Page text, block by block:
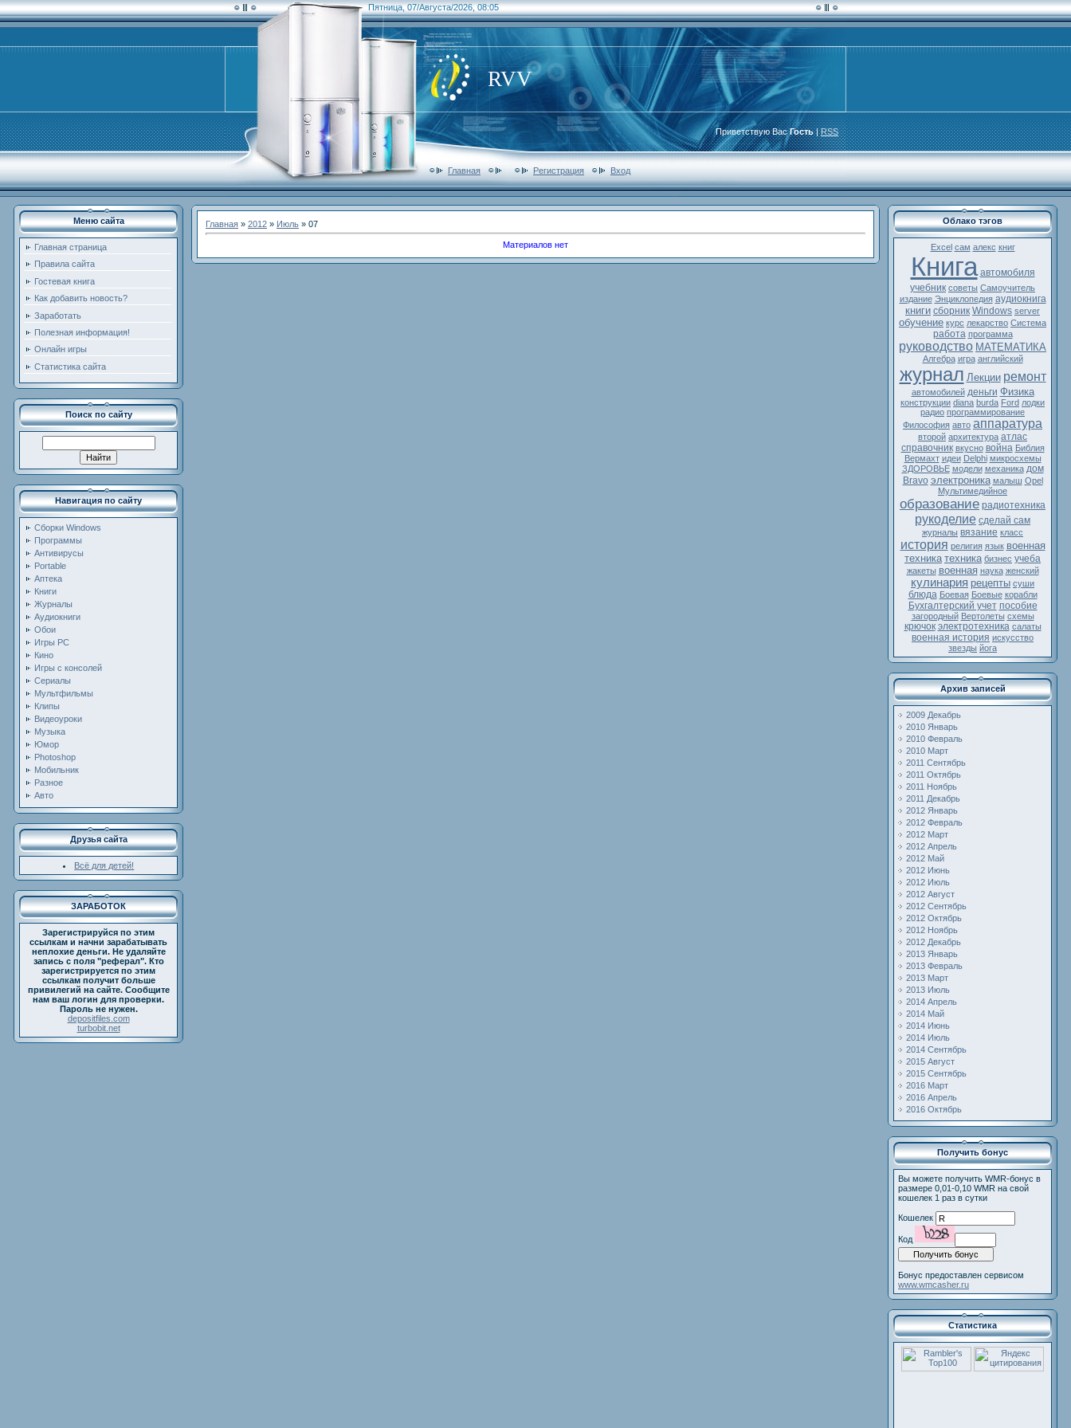
Пятница, 07/Августа/2026, 08:05
RVV
Приветствую Вас Гость|RSS
Главная Регистрация Вход
Меню сайта
Главная страница
Правила сайта
Гостевая книга
Как добавить новость?
Заработать
Полезная информация!
Онлайн игры
Статистика сайта
Поиск по сайту
Навигация по сайту
Сборки Windows
Программы
Антивирусы
Portable
Аптека
Книги
Журналы
Аудиокниги
Обои
Игры PC
Кино
Игры с консолей
Сериалы
Мультфильмы
Клипы
Видеоуроки
Музыка
Юмор
Photoshop
Мобильник
Разное
Авто
Друзья сайта
Всё для детей!
ЗАРАБОТОК
Зарегистрируйся по этим
ссылкам и начни зарабатывать
неплохие деньги. Не удаляйте
запись с поля "реферал". Кто
зарегистрируется по этим
ссылкам получит больше
привилегий на сайте. Сообщите
нам ваш логин для проверки.
Пароль не нужен.
depositfiles.com
turbobit.net
Главная » 2012 » Июль » 07
Материалов нет
Облако тэгов
Excel сам алекс книг
Книга автомобиля
учебник советы Самоучитель
издание Энциклопедия аудиокнига
книги сборник Windows server
обучение курс лекарство Система
работа программа
руководство МАТЕМАТИКА
Алгебра игра английский
журнал Лекции ремонт
автомобилей деньги Физика
конструкции diana burda Ford лодки
радио программирование
Философия авто аппаратура
второй архитектура атлас
справочник вкусно война Библия
Вермахт идеи Delphi микросхемы
ЗДОРОВЬЕ модели механика дом
Bravo электроника малыш Opel
Мультимедийное
образование радиотехника
рукоделие сделай сам
журналы вязание класс
история религия язык военная
техника техника бизнес учеба
жакеты военная наука женский
кулинария рецепты суши
блюда Боевая Боевые корабли
Бухгалтерский учет пособие
загородный Вертолеты схемы
крючок электротехника салаты
военная история искусство
звезды йога
Архив записей
2009 Декабрь
2010 Январь
2010 Февраль
2010 Март
2011 Сентябрь
2011 Октябрь
2011 Ноябрь
2011 Декабрь
2012 Январь
2012 Февраль
2012 Март
2012 Апрель
2012 Май
2012 Июнь
2012 Июль
2012 Август
2012 Сентябрь
2012 Октябрь
2012 Ноябрь
2012 Декабрь
2013 Январь
2013 Февраль
2013 Март
2013 Июль
2014 Апрель
2014 Май
2014 Июнь
2014 Июль
2014 Сентябрь
2015 Август
2015 Сентябрь
2016 Март
2016 Апрель
2016 Октябрь
Получить бонус
Вы можете получить WMR-бонус в
размере 0,01-0,10 WMR на свой
кошелек 1 раз в сутки
Кошелек
Код
Бонус предоставлен сервисом
www.wmcasher.ru
Статистика